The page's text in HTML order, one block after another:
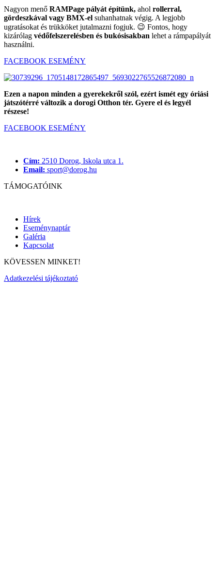
Nagyon menő RAMPage pályát építünk, ahol rollerral,
gördeszkával vagy BMX-el suhanhatnak végig. A legjobb
ugratásokat és trükköket jutalmazni fogjuk. 😉 Fontos, hogy
kizárólag védőfelszerelésben és bukósisakban lehet a rámpapályát
használni.
FACEBOOK ESEMÉNY
Ezen a napon minden a gyerekekről szól, ezért ismét egy óriási
játszótérré változik a dorogi Otthon tér. Gyere el és legyél
részese!
FACEBOOK ESEMÉNY
Cím: 2510 Dorog, Iskola utca 1.
Email: sport@dorog.hu
TÁMOGATÓINK
Hírek
Eseménynaptár
Galéria
Kapcsolat
KÖVESSEN MINKET!
Adatkezelési tájékoztató